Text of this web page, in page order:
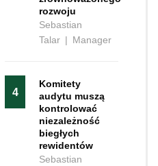
rozwoju
Sebastian
Talar | Manager
4
Komitety
audytu muszą
kontrolować
niezależność
biegłych
rewidentów
Sebastian